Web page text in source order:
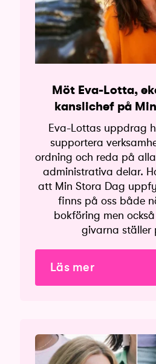
Möt Eva-Lotta,
kanslichef på
Eva-Lottas uppdrag
supportera
ordning och reda på
administrativa delar.
att Min Stora Dag
finns på oss både
bokföring men
givarna ställer
Läs mer